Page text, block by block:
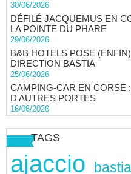
30/06/2026
DÉFILÉ JACQUEMUS EN
LA POINTE DU PHARE
29/06/2026
B&B HOTELS POSE
DIRECTION BASTIA
25/06/2026
CAMPING-CAR EN CORSE
D'AUTRES PORTES
16/06/2026
TAGS
ajaccio bastia